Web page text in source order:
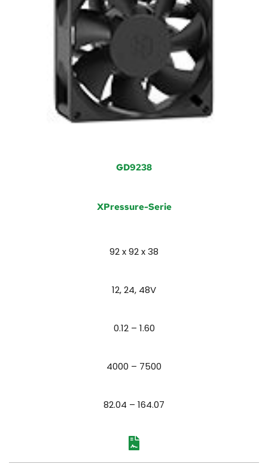
GD9238
XPressure-Serie
92 x 92 x 38
12, 24, 48V
0.12 – 1.60
4000 – 7500
82.04 – 164.07